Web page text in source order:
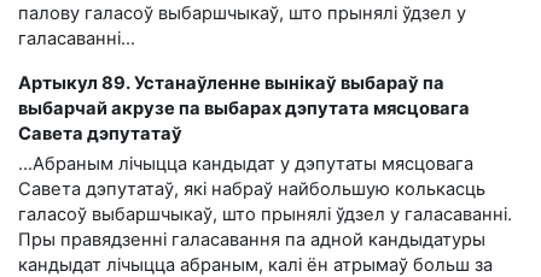
палову галасоў выбаршчыкаў, што прынялі ўдзел у
галасаванні…
Артыкул 89. Устанаўленне вынікаў выбараў па
выбарчай акрузе па выбарах дэпутата мясцовага
Савета дэпутатаў
…Абраным лічыцца кандыдат у дэпутаты мясцовага
Савета дэпутатаў, які набраў найбольшую колькасць
галасоў выбаршчыкаў, што прынялі ўдзел у галасаванні.
Пры правядзенні галасавання па адной кандыдатуры
кандыдат лічыцца абраным, калі ён атрымаў больш за